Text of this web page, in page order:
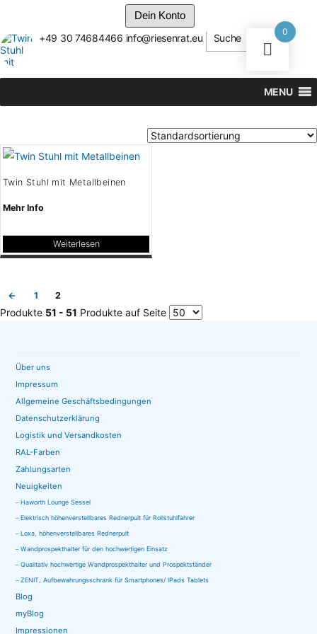
Dein Konto
Zum
Inhalt
springen
+49 30 74684466 info@riesenrat.eu Suche
MENU
Twin Stuhl mit Metallbeinen
Mehr Info
Weiterlesen
← 1 2
Produkte 51 - 51 Produkte auf Seite
Über uns
Impressum
Allgemeine Geschäftsbedingungen
Datenschutzerklärung
Logistik und Versandkosten
RAL-Farben
Zahlungsarten
Neuigkeiten
Haworth Lounge Sessel
Elektrisch höhenverstellbares Rednerpult für Rollstuhlfahrer
Loxa, höhenverstellbares Rednerpult
Wandprospekthalter für den hochwertigen Einsatz
Qualitativ hochwertige Wandprospekthalter und Prospektständer
ZENIT, Aufbewahrungsschrank für Smartphones/ IPads Tablets
Blog
myBlog
Impressionen
0